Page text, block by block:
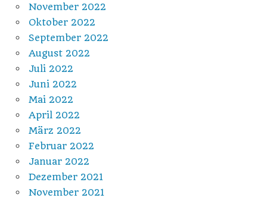
November 2022
Oktober 2022
September 2022
August 2022
Juli 2022
Juni 2022
Mai 2022
April 2022
März 2022
Februar 2022
Januar 2022
Dezember 2021
November 2021